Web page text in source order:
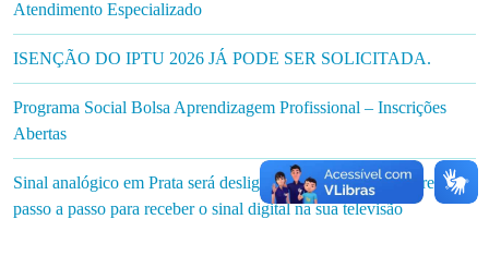
Atendimento Especializado
ISENÇÃO DO IPTU 2026 JÁ PODE SER SOLICITADA.
Programa Social Bolsa Aprendizagem Profissional – Inscrições
Abertas
Sinal analógico em Prata será desligado em 30 de junho: aprenda o
passo a passo para receber o sinal digital na sua televisão